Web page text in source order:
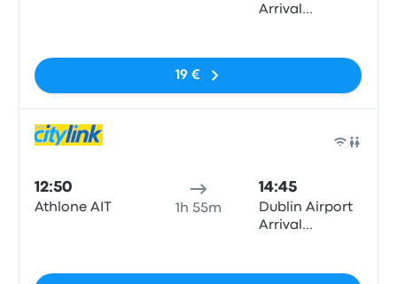
Arrival
19 €
12:50
Athlone AIT 1h 55m
14:45
Dublin Airport
Arrival